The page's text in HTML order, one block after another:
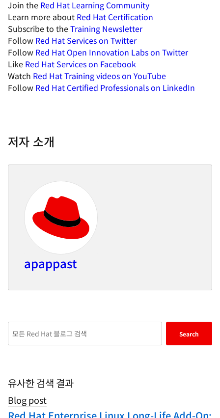
Join the Red Hat Learning Community
Learn more about Red Hat Certification
Subscribe to theTraining Newsletter
Follow Red Hat Services on Twitter
Follow Red Hat Open Innovation Labs on Twitter
Like Red Hat Services on Facebook
Watch Red Hat Training videos on YouTube
Follow Red Hat Certified Professionals on LinkedIn
저자 소개
apappast
keywords
search
blogs
Search
유사한 검색 결과
Blog post